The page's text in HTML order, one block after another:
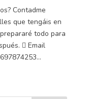
Contadme
que tengáis en
todo para
 Email